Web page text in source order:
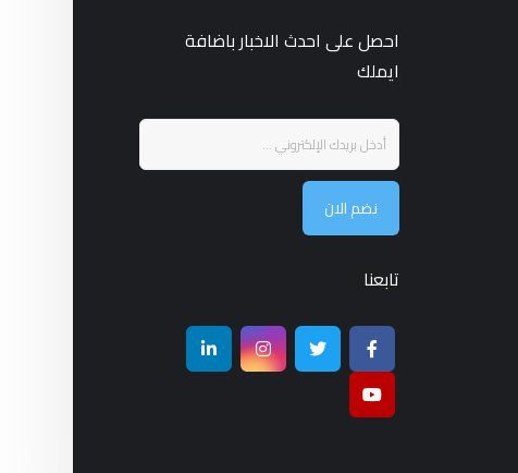
احصل على احدث الاخبار باضافة
ايملك
نضم الان
تابعنا